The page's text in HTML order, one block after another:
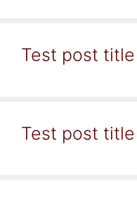
Test post title
Test post title